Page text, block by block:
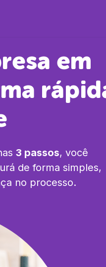
em
3 passos, você
de forma simples,
no processo.